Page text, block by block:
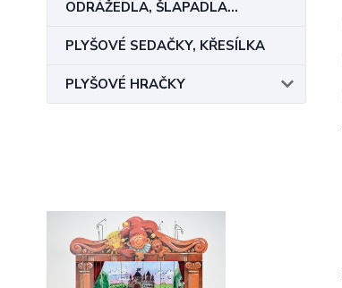
ODRÁŽEDLA, ŠLAPADLA...
PLYŠOVÉ SEDAČKY, KŘESÍLKA
PLYŠOVÉ HRAČKY